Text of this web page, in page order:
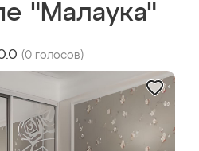
"Малаука"
(0 голосов)